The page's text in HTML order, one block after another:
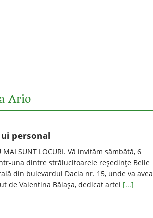
Ario
personal
MAI SUNT LOCURI. Vă invităm sâmbătă, 6
una dintre strălucitoarele reşedinţe Belle
din bulevardul Dacia nr. 15, unde va avea
de Valentina Bălașa, dedicat artei [...]